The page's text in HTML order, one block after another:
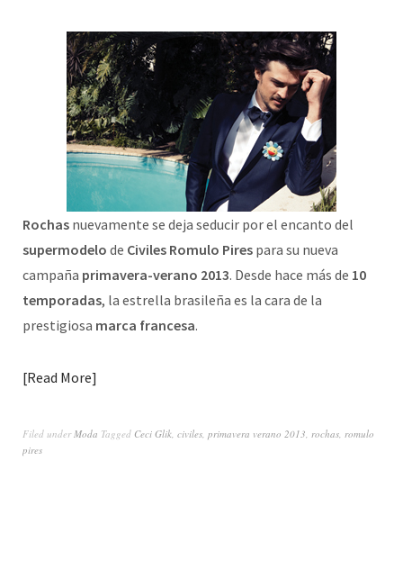
Rochas nuevamente se deja seducir por el encanto del
supermodelo de Civiles Romulo Pires para su nueva
campaña primavera-verano 2013. Desde hace más de 10
temporadas, la estrella brasileña es la cara de la
prestigiosa marca francesa.
Read More
Filed under Moda Tagged Ceci Glik civiles primavera verano 2013 rochas romulo
pires